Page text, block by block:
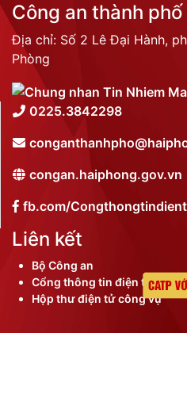
Công an thành phố
Địa chỉ: Số 2 Lê Đại Hành,
Phòng
0225.3842298
congan.haiphong.gov.vn
fb.com/
Liên kết
Bộ Công an
Cổng thông tin điện tử
Hộp thư điện tử công vụ